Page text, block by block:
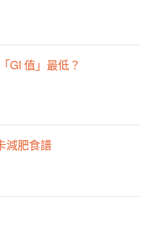
GI 值」最低？
減肥食譜